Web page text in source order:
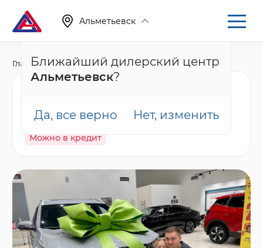
Альметьевск
Ближайший дилерский центр
Альметьевск?
Да, все верно Нет, изменить
Главная Каталог Новые автомобили T7
В наличии Спецпредложение
Гарантия
Можно в кредит